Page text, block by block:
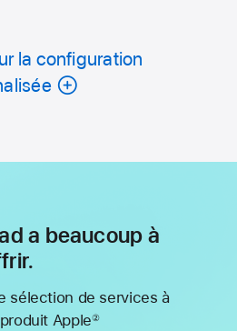
la configuration
a beaucoup à
sélection de services à
produit Apple②